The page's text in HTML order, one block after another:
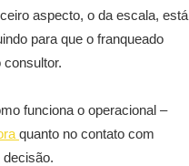
aspecto, o da escala, está
para que o franqueado
funciona o operacional –
quanto no contato com